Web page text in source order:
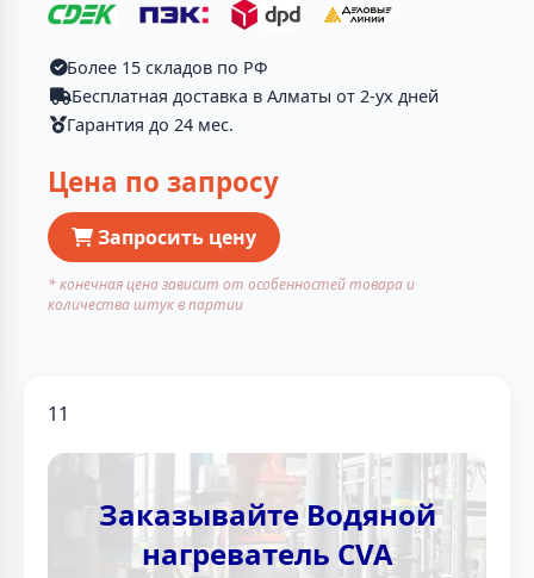
Более 15 складов по РФ
Бесплатная доставка в Алматы от 2-ух дней
Гарантия до 24 мес.
Цена по запросу
Запросить цену
* конечная цена зависит от особенностей товара и
количества штук в партии
11
Заказывайте Водяной
нагреватель CVA